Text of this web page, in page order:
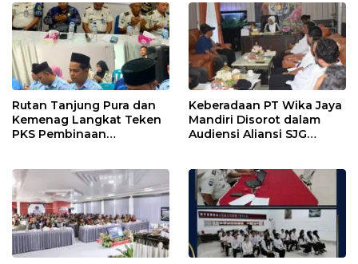
Rutan Tanjung Pura dan
Kemenag Langkat Teken
PKS Pembinaan
Keberadaan PT Wika Jaya
Mandiri Disorot dalam
Audiensi Aliansi SJG